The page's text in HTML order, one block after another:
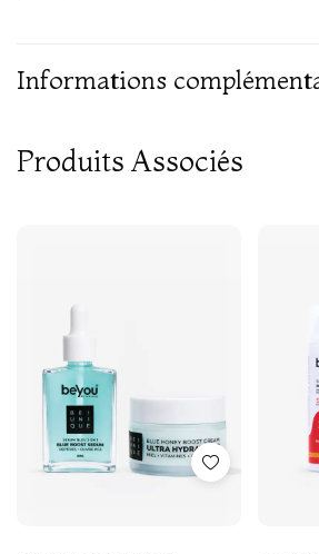
Informations
Produits Associés